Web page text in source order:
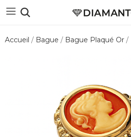
Accueil Bague Bague Plaqué Or